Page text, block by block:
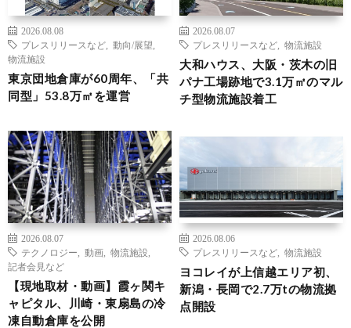
2026.08.08
プレスリリースなど
動向/展望
物流施設
東京団地倉庫が60周年、「共
同型」53.8万㎡を運営
2026.08.07
プレスリリースなど
物流施設
大和ハウス、大阪・茨木の旧
パナ工場跡地で3.1万㎡のマル
チ型物流施設着工
2026.08.07
テクノロジー
動画 物流施設
記者会見など
【現地取材・動画】霞ヶ関キ
ャピタル、川崎・東扇島の冷
凍自動倉庫を公開
2026.08.06
プレスリリースなど
物流施設
ヨコレイが上信越エリア初、
新潟・長岡で2.7万tの物流拠
点開設